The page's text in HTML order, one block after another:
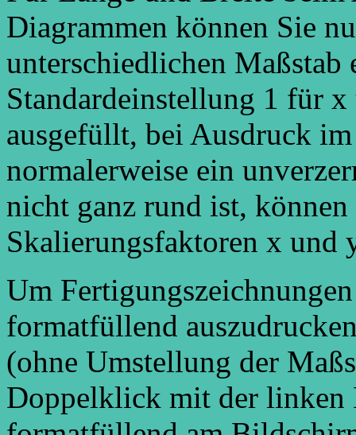
Diagrammen können Sie
unterschiedlichen Maßstab
Standardeinstellung 1 für
ausgefüllt, bei Ausdruck
normalerweise ein
nicht ganz rund ist,
Skalierungsfaktoren x und
Um
formatfüllend
(ohne Umstellung der
Doppelklick mit der linken